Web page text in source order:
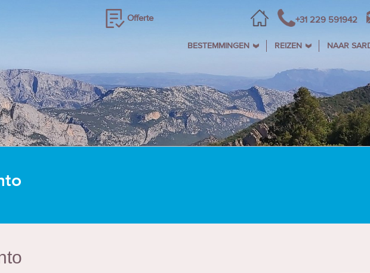
Offerte +31 229 591942
BESTEMMINGEN REIZEN NAAR